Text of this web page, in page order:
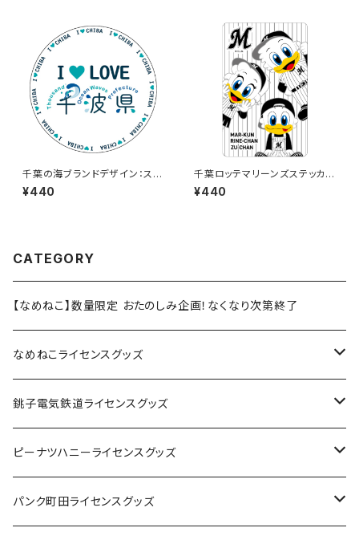
千葉の海ブランドデザイン：ステ
ッカー3
¥440
千葉ロッテマリーンズステッカー
11
¥440
CATEGORY
【なめねこ】数量限定 おたのしみ企画！なくなり次第終了
なめねこライセンスグッズ
Tシャツ
キャップ
ステッカー
銚子電気鉄道ライセンスグッズ
ステッカー
缶バッジ
ピーナツハニーライセンスグッズ
Tシャツ
パンク町田ライセンスグッズ